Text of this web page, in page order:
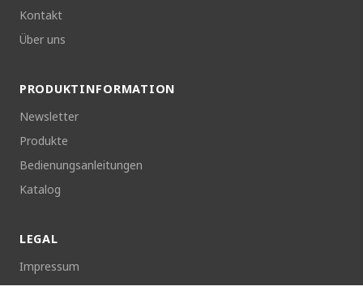
Kontakt
Über uns
PRODUKTINFORMATION
Newsletter
Produkte
Bedienungsanleitungen
Katalog
LEGAL
Impressum